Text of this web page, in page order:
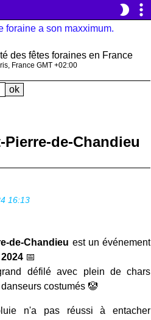
brightness_2 more_vert
des fêtes foraines en France
France GMT +02:00
de-Chandieu
16:13
de-Chandieu est un événement
📅
défilé avec plein de chars
costumés 🤡
n'a pas réussi à entacher